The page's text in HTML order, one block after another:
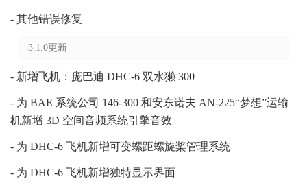
- 其他错误修复
3.1.0更新
- 新增飞机：庞巴迪 DHC-6 双水獭 300
- 为 BAE 系统公司 146-300 和安东诺夫 AN-225“梦想”运输
机新增 3D 空间音频系统引擎音效
- 为 DHC-6 飞机新增可变螺距螺旋桨管理系统
- 为 DHC-6 飞机新增独特显示界面